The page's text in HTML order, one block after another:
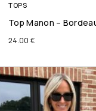
TOPS
Top Manon –
24.00 €